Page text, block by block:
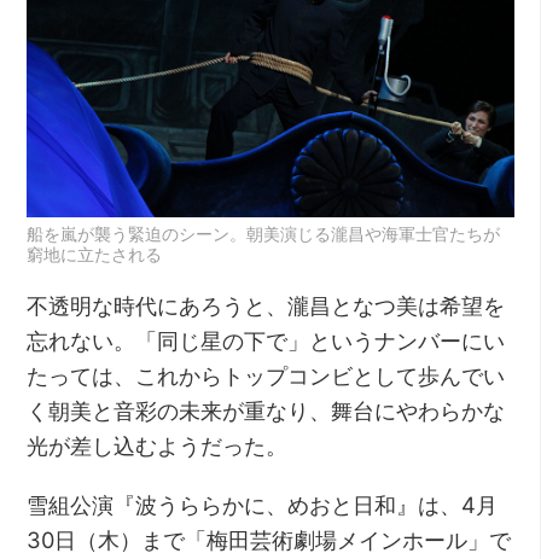
船を嵐が襲う緊迫のシーン。朝美演じる瀧昌や海軍士官たちが
窮地に立たされる
不透明な時代にあろうと、瀧昌となつ美は希望を
忘れない。「同じ星の下で」というナンバーにい
たっては、これからトップコンビとして歩んでい
く朝美と音彩の未来が重なり、舞台にやわらかな
光が差し込むようだった。
雪組公演『波うららかに、めおと日和』は、4月
30日（木）まで「梅田芸術劇場メインホール」で